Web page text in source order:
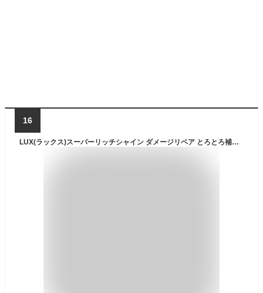
16
LUX(ラックス)スーパーリッチシャイン ダメージリペア とろとろ補修トリートメント 洗い流すトリートメント 本体 300g